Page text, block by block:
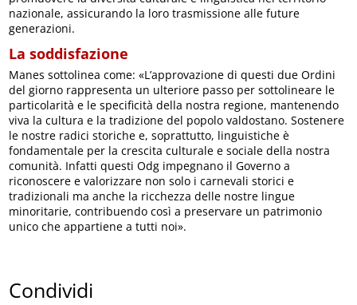
nazionale, assicurando la loro trasmissione alle future
generazioni.
La soddisfazione
Manes sottolinea come: «L’approvazione di questi due Ordini
del giorno rappresenta un ulteriore passo per sottolineare le
particolarità e le specificità della nostra regione, mantenendo
viva la cultura e la tradizione del popolo valdostano. Sostenere
le nostre radici storiche e, soprattutto, linguistiche è
fondamentale per la crescita culturale e sociale della nostra
comunità. Infatti questi Odg impegnano il Governo a
riconoscere e valorizzare non solo i carnevali storici e
tradizionali ma anche la ricchezza delle nostre lingue
minoritarie, contribuendo così a preservare un patrimonio
unico che appartiene a tutti noi».
Condividi